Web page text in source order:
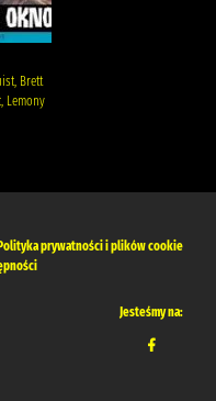
Brett
Lemony
Polityka prywatności i plików cookie
Jesteśmy na: